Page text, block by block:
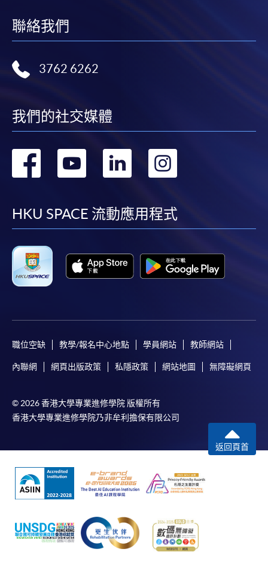
聯絡我們
3762 6262
我們的社交媒體
轉
facebook
轉
youtube
轉
linkedin
HKU SPACE 流動應用程式
職位空缺 教學/報名中心地點 學員網站 教師網站
內聯網 網頁出版政策 私隱政策 網站地圖 無障礙網頁
© 2026 香港大學專業進修學院 版權所有
香港大學專業進修學院乃非牟利擔保有限公司
返回頁首